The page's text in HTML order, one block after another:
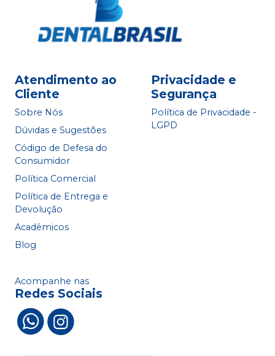
Atendimento ao
Cliente
Sobre Nós
Dúvidas e Sugestões
Código de Defesa do
Consumidor
Política Comercial
Política de Entrega e
Devolução
Acadêmicos
Blog
Privacidade e
Segurança
Política de Privacidade -
LGPD
Acompanhe nas
Redes Sociais